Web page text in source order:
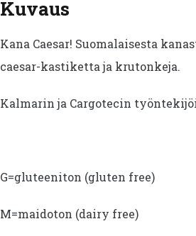
Kuvaus
Kana Caesar! Suomalaisesta
caesar-kastiketta ja krutonkeja.
Kalmarin ja Cargotecin
G=gluteeniton (gluten free)
M=maidoton (dairy free)